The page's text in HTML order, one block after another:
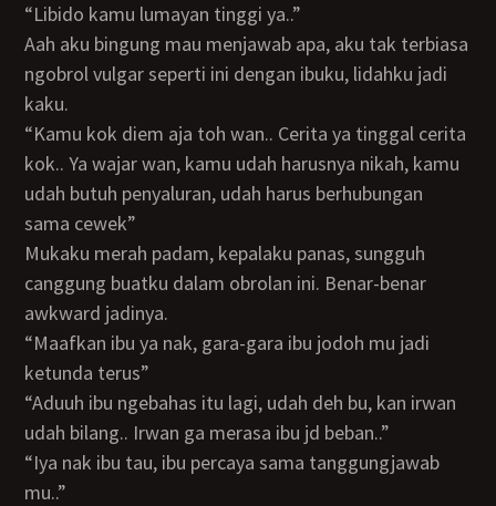
“Libido kamu lumayan tinggi ya..”
Aah aku bingung mau menjawab apa, aku tak terbiasa
ngobrol vulgar seperti ini dengan ibuku, lidahku jadi
kaku.
“Kamu kok diem aja toh wan.. Cerita ya tinggal cerita
kok.. Ya wajar wan, kamu udah harusnya nikah, kamu
udah butuh penyaluran, udah harus berhubungan
sama cewek”
Mukaku merah padam, kepalaku panas, sungguh
canggung buatku dalam obrolan ini. Benar-benar
awkward jadinya.
“Maafkan ibu ya nak, gara-gara ibu jodoh mu jadi
ketunda terus”
“Aduuh ibu ngebahas itu lagi, udah deh bu, kan irwan
udah bilang.. Irwan ga merasa ibu jd beban..”
“Iya nak ibu tau, ibu percaya sama tanggungjawab
mu..”